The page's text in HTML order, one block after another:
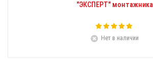
"ЭКСПЕРТ" монтажника
Нет в наличии